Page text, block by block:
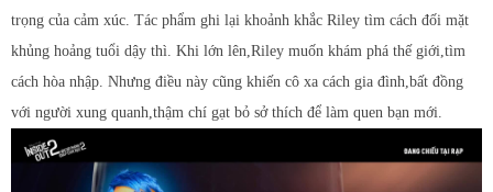
trọng của cảm xúc. Tác phẩm ghi lại khoảnh khắc Riley tìm cách đối mặt
khủng hoảng tuổi dậy thì. Khi lớn lên,Riley muốn khám phá thế giới,tìm
cách hòa nhập. Nhưng điều này cũng khiến cô xa cách gia đình,bất đồng
với người xung quanh,thậm chí gạt bỏ sở thích để làm quen bạn mới.